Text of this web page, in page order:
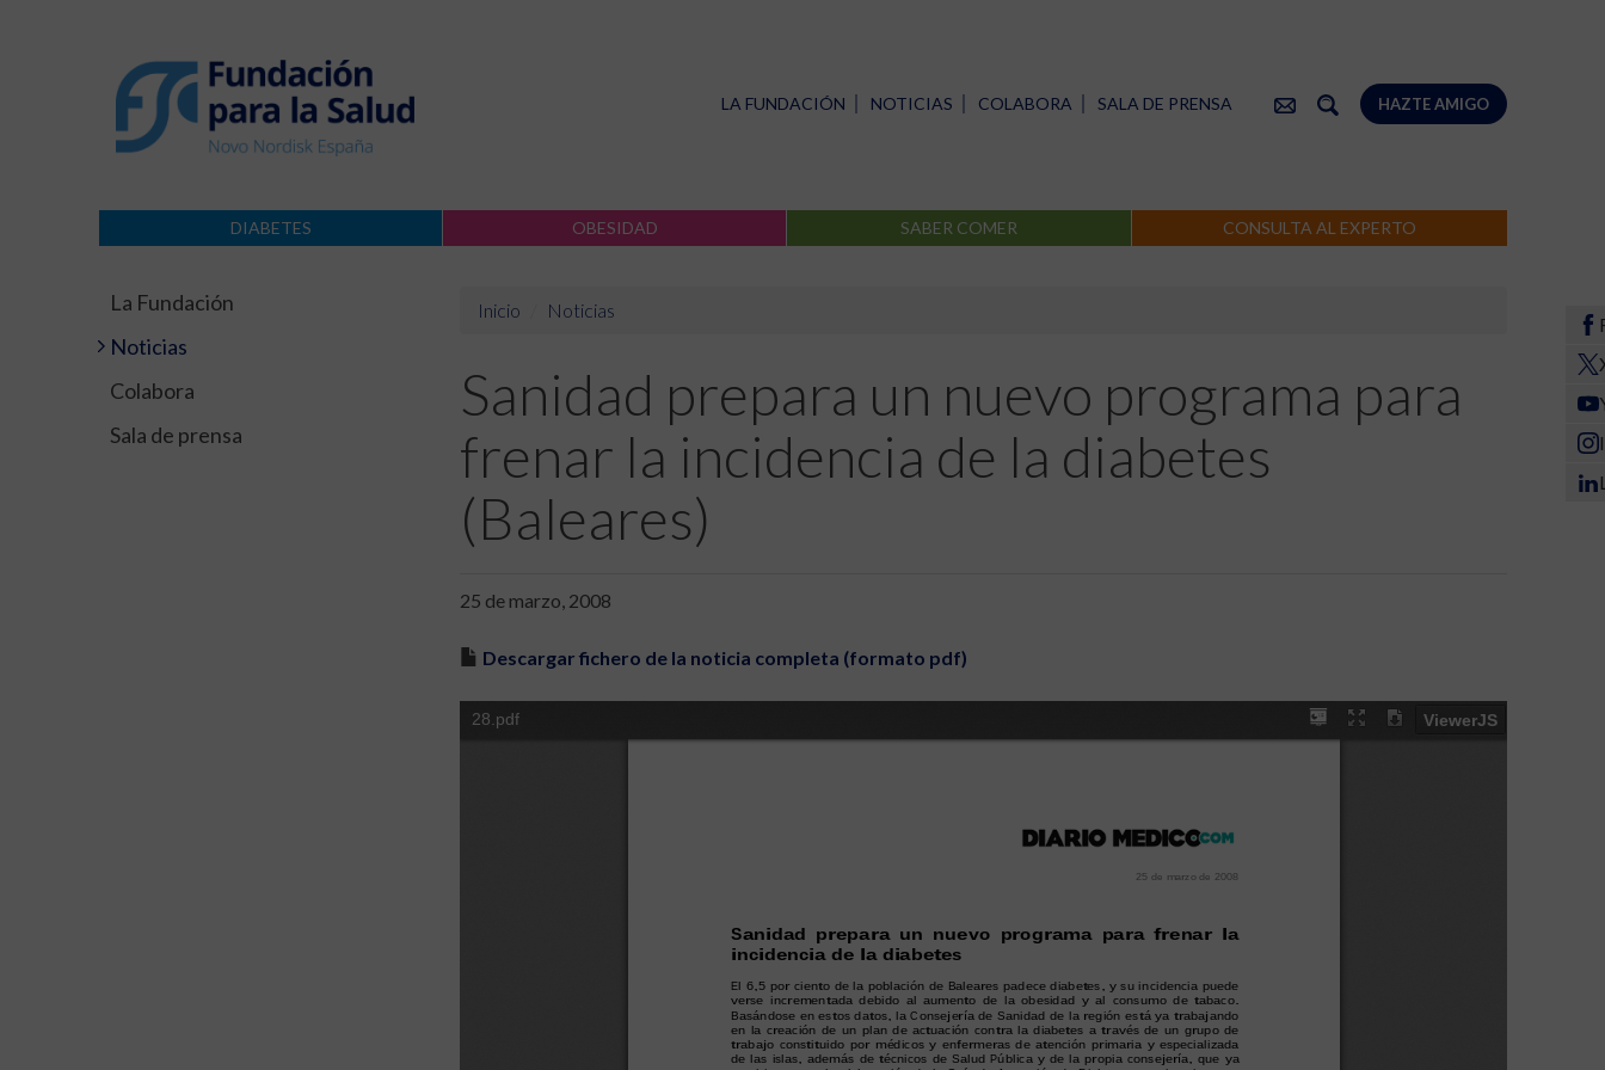
HAZTE AMIGO
LA FUNDACIÓN NOTICIAS COLABORA SALA DE PRENSA
DIABETES OBESIDAD SABER COMER CONSULTA AL EXPERTO
La Fundación
Noticias
Colabora
Sala de prensa
Inicio Noticias
Sanidad prepara un nuevo programa para
frenar la incidencia de la diabetes
(Baleares)
25 de marzo, 2008
Descargar fichero de la noticia completa (formato pdf)